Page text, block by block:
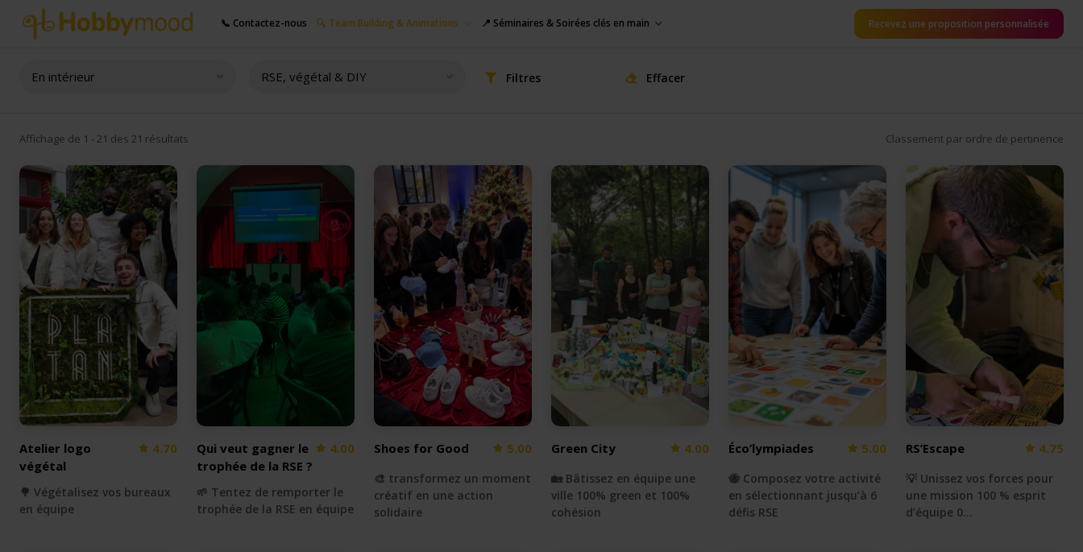
📞 Contactez-nous 🔍 Team Building & Animations 📍 Séminaires & Soirées clés en main Recevez une proposition personnalisée
En intérieur RSE, végétal & DIY Filtres Effacer
Affichage de 1 - 21 des 21 résultats Classement par ordre de pertinence
Atelier logo
végétal
4.70
🌳 Végétalisez vos bureaux
en équipe
Qui veut gagner le
trophée de la RSE ?
4.00
🌱 Tentez de remporter le
trophée de la RSE en équipe
Shoes for Good 5.00
🎨 transformez un moment
créatif en une action
solidaire
Green City 4.00
🏡 Bâtissez en équipe une
ville 100% green et 100%
cohésion
Éco’lympiades 5.00
🐝 Composez votre activité
en sélectionnant jusqu’à 6
défis RSE
RS’Escape 4.75
💡 Unissez vos forces pour
une mission 100 % esprit
d’équipe 0…